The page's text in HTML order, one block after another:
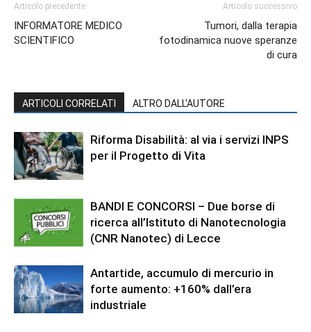
Articolo precedente
INFORMATORE MEDICO
SCIENTIFICO
Articolo successivo
Tumori, dalla terapia
fotodinamica nuove speranze
di cura
ARTICOLI CORRELATI ALTRO DALL'AUTORE
Riforma Disabilità: al via i servizi INPS
per il Progetto di Vita
BANDI E CONCORSI – Due borse di
ricerca all’Istituto di Nanotecnologia
(CNR Nanotec) di Lecce
Antartide, accumulo di mercurio in
forte aumento: +160% dall’era
industriale